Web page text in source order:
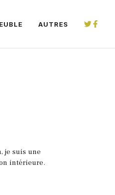
AUTRES
je suis une
intérieure.